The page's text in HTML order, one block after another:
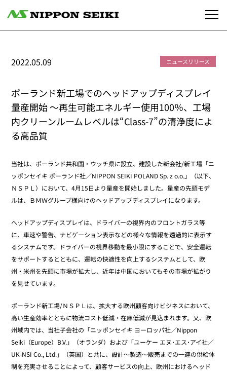
ニュースリリース
2022.05.09
ポーランド新工場でのヘッドアップディスプレイ
量産開始 ～再生可能エネルギー使用100％、工場
内クリーンルームレベルは“Class-7”の清浄度によ
る高品質
当社は、ポーランド共和国・ウッチ県に設立、建設した新会社/新工場「ニ
ッポンセイキ ポーランド社／NIPPON SEIKI POLAND Sp. z o.o.」（以下、
ＮＳＰＬ）において、4月15日より量産を開始しました。量産の先頭モデ
ルは、ＢＭＷグループ様向けのヘッドアップディスプレイになります。
ヘッドアップディスプレイは、ドライバーの視界内のフロントガラス等
に、車速や警告、ナビゲーション表示などの様々な情報を透過的に表示す
るシステムです。ドライバーの視界移動を最小限にすることで、安全運転
をサポートするとともに、運転の快適性を向上するシステムとして、欧
州・米州を先頭に市場が拡大し、近年は中国においてもその市場が拡がり
を見せています。
ポーランド新工場/ＮＳＰＬは、拡大する欧州顧客向けビジネスにおいて、
高い生産効率とともに物流コスト低減・在庫低減が見込まれます。又、欧
州域内では、当社子会社の「ニッポンセイキ ヨーロッパ社／Nippon
Seiki（Europe）B.V.」（オランダ）および「ユーケー エヌ･エス･アイ社／
UK-NSI Co., Ltd.」（英国）と共に、設計～製造～販売までの一連の供給体
制を充実させることによって、顧客サービスの向上、欧州におけるヘッド